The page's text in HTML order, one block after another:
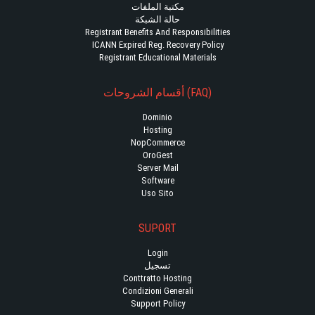
مكتبة الملفات
حالة الشبكة
Registrant Benefits And Responsibilities
ICANN Expired Reg. Recovery Policy
Registrant Educational Materials
أقسام الشروحات (FAQ)
Dominio
Hosting
NopCommerce
OroGest
Server Mail
Software
Uso Sito
SUPORT
Login
تسجيل
Conttratto Hosting
Condizioni Generali
Support Policy